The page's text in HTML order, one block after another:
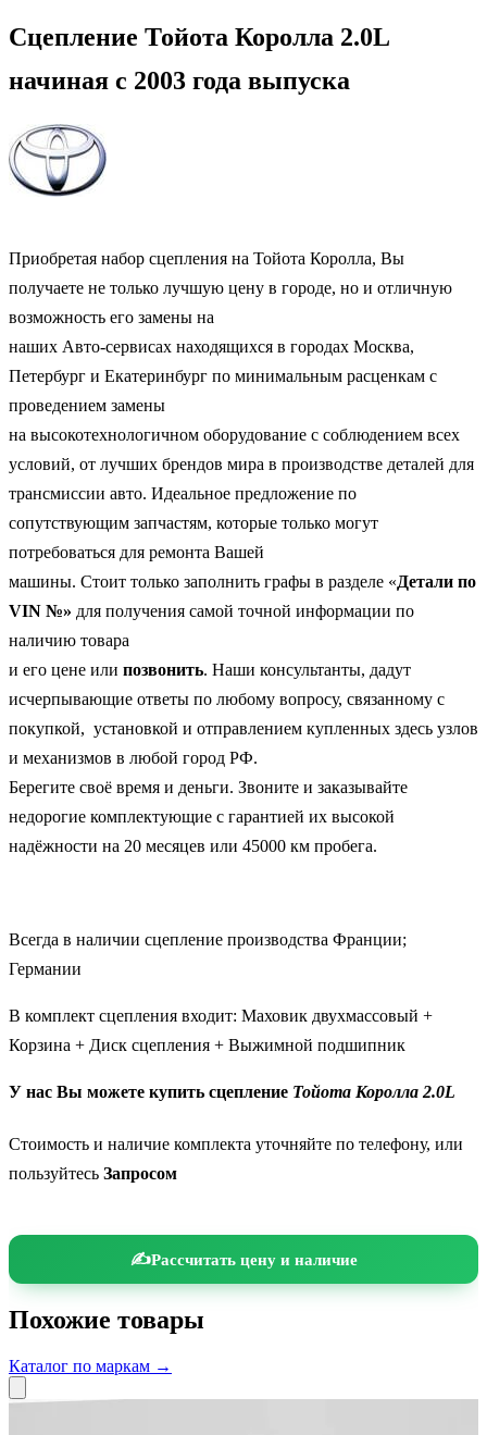
Сцепление Тойота Королла 2.0L
начиная с 2003 года выпуска
Приобретая набор сцепления на Тойота Королла, Вы
получаете не только лучшую цену в городе, но и отличную
возможность его замены на
наших Авто-сервисах находящихся в городах Москва,
Петербург и Екатеринбург по минимальным расценкам с
проведением замены
на высокотехнологичном оборудование с соблюдением всех
условий, от лучших брендов мира в производстве деталей для
трансмиссии авто. Идеальное предложение по
сопутствующим запчастям, которые только могут
потребоваться для ремонта Вашей
машины. Стоит только заполнить графы в разделе «Детали по
VIN №» для получения самой точной информации по
наличию товара
и его цене или позвонить. Наши консультанты, дадут
исчерпывающие ответы по любому вопросу, связанному с
покупкой, установкой и отправлением купленных здесь узлов
и механизмов в любой город РФ.
Берегите своё время и деньги. Звоните и заказывайте
недорогие комплектующие с гарантией их высокой
надёжности на 20 месяцев или 45000 км пробега.
Всегда в наличии сцепление производства Франции;
Германии
В комплект сцепления входит: Маховик двухмассовый +
Корзина + Диск сцепления + Выжимной подшипник
У нас Вы можете купить сцепление Тойота Королла 2.0L
Стоимость и наличие комплекта уточняйте по телефону, или
пользуйтесь Запросом
Рассчитать цену и наличие
Похожие товары
Каталог по маркам →